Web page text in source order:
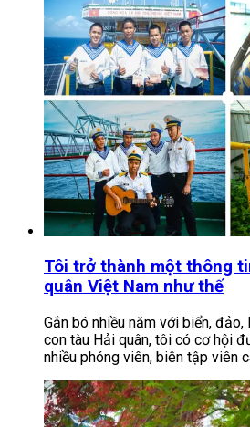
Tôi trở thành một thông
quân Việt Nam như thế
Gắn bó nhiều năm với biển, đảo,
con tàu Hải quân, tôi có cơ hội
nhiều phóng viên, biên tập viên